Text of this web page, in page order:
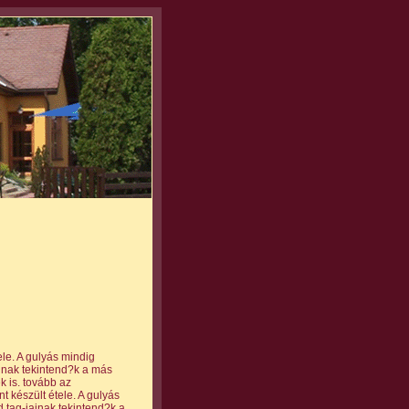
A gulyás mindig
tekintend?k a más
is. tovább az
készült étele. A gulyás